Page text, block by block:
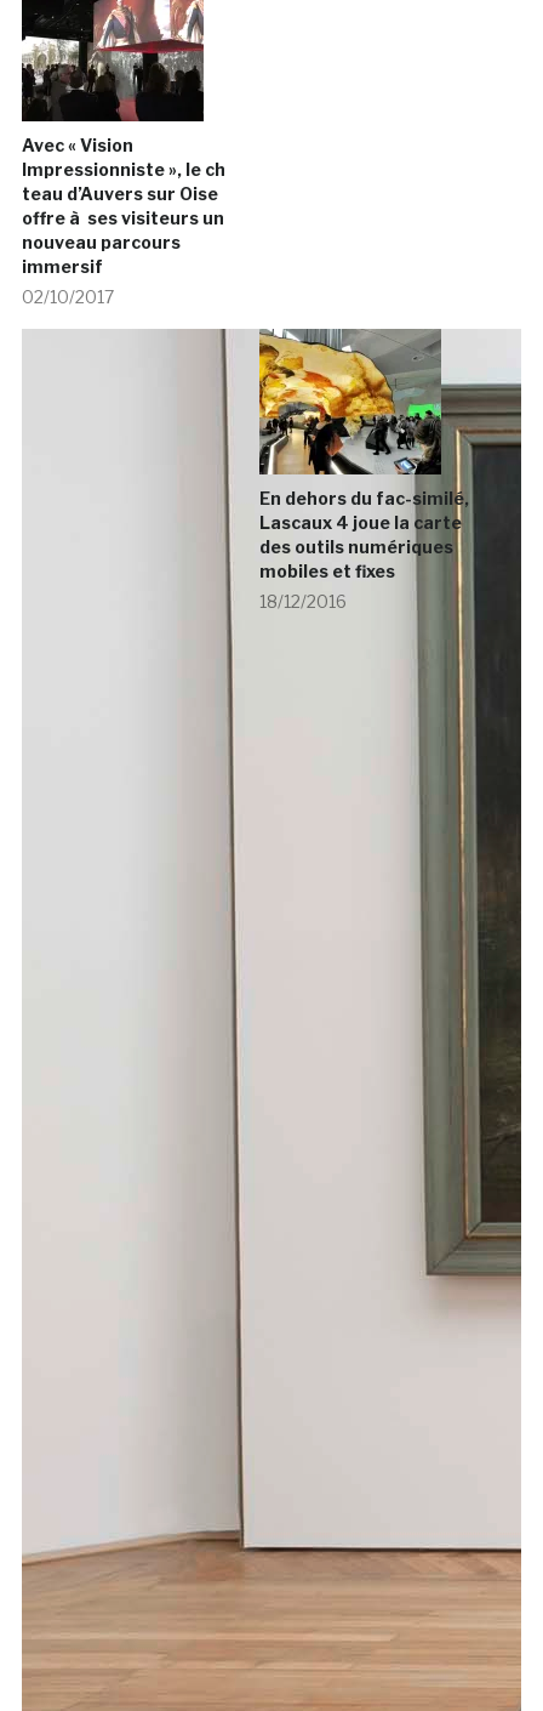
Avec « Vision
Impressionniste », le ch
teau d’Auvers sur Oise
offre à ses visiteurs un
nouveau parcours
immersif
02/10/2017
En dehors du fac-similé,
Lascaux 4 joue la carte
des outils numériques
mobiles et fixes
18/12/2016